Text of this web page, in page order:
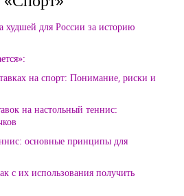
худшей для России за историю
на спорт: Понимание, риски и
на настольный теннис:
основные принципы для
с их использования получить